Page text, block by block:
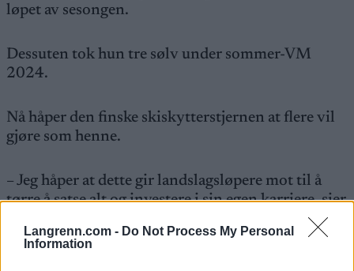
Langrenn.com - Do Not Process My Personal
Information
løpet av sesongen.
Dessuten tok hun tre sølv under sommer-VM
2024.
Nå håper den finske skiskytterstjernen at flere vil
gjøre som henne.
– Jeg håper at dette gir landslagsløpere mot til å
tørre å satse alt og investere i sin egen karriere, sier